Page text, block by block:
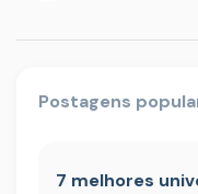
Postagens
7 melhores